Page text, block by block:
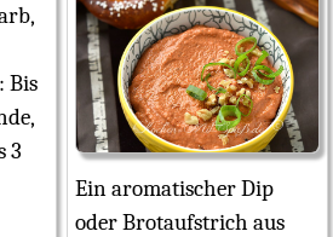
Bis
3
Ein aromatischer Dip
oder Brotaufstrich aus